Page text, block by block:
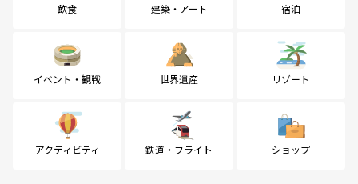
飲食 建築・アート 宿泊
イベント・観戦 世界遺産 リゾート
アクティビティ 鉄道・フライト ショップ